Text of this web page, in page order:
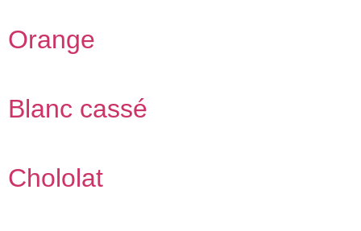
Orange
Blanc cassé
Chololat